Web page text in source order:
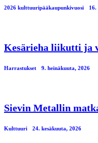
2026 kulttuuripääkaupunkivuosi 16.
Kesärieha liikutti ja
Harrastukset 9. heinäkuuta, 2026
Sievin Metallin
Kulttuuri 24. kesäkuuta, 2026